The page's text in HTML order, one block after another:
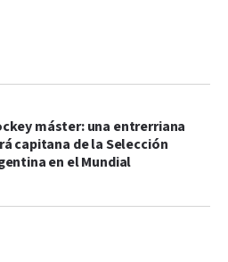
máster: una entrerriana
capitana de la Selección
en el Mundial